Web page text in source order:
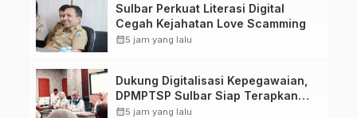
Sulbar Perkuat Literasi Digital
Cegah Kejahatan Love Scamming
calendar_month5 jam yang lalu
Dukung Digitalisasi Kepegawaian,
DPMPTSP Sulbar Siap Terapkan
Aplikasi FLEKSI ASN
calendar_month5 jam yang lalu